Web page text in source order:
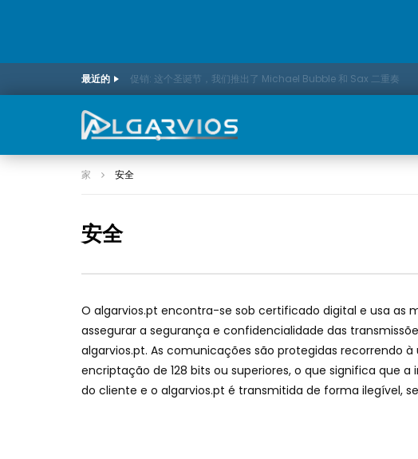
最近的 促销: 这个圣诞节，我们推出了 Michael Bubble 和 Sax 二重奏
家 安全
安全
O algarvios.pt encontra-se sob certificado digital e usa as
assegurar a segurança e confidencialidade das
algarvios.pt. As comunicações são protegidas recorrendo
encriptação de 128 bits ou superiores, o que significa que
do cliente e o algarvios.pt é transmitida de forma ilegível,